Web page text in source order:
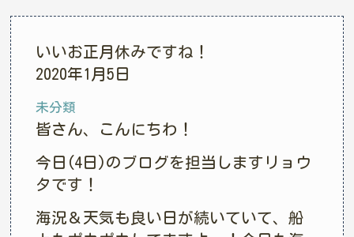
いいお正月休みですね！
2020年1月5日
未分類
皆さん、こんにちわ！
今日(4日)のブログを担当しますリョウ
タです！
海況＆天気も良い日が続いていて、船